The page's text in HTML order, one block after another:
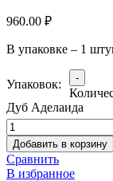
960.00 ₽
В упаковке – 1
Упаковок:
Дуб Аделаида
Добавить в корзину
Сравнить
В избранное